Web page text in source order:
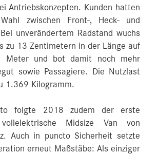
Antriebskonzepten. Kunden hatten
zwischen Front-, Heck- und
unverändertem Radstand wuchs
zu 13 Zentimetern in der Länge auf
Meter und bot damit noch mehr
sowie Passagiere. Die Nutzlast
1.369 Kilogramm.
folgte 2018 zudem der erste
vollelektrische Midsize Van von
Auch in puncto Sicherheit setzte
erneut Maßstäbe: Als einziger